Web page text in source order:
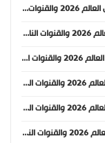
موعد مباراة البرتغال والكونغو في كأس العالم 2026 والقنوات الناقلة
موعد مباراة النمسا والأردن في كأس العالم 2026 والقنوات الناقلة
موعد مباراة الأرجنتين والجزائر في كأس العالم 2026 والقنوات الناقلة
موعد مباراة العراق والنرويج في كأس العالم 2026 والقنوات الناقلة
موعد مباراة فرنسا والسنغال في كأس العالم 2026 والقنوات الناقلة
موعد مباراة إيران ونيوزيلندا في كأس العالم 2026 والقنوات الناقلة